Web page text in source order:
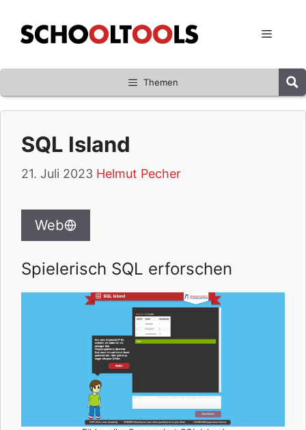
Inhalt
springen
Menü
Themen
SQL Island
21. Juli 2023 Helmut Pecher
Web
Spielerisch SQL erforschen